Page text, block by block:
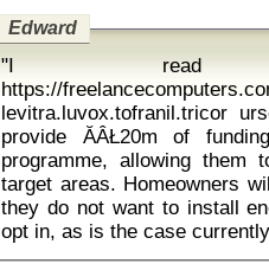
Edward
"I
https://
levitra.luvox.tofranil.tricor
provide ĂÂŁ20m of
programme, allowing them
target areas. Homeowners
they do not want to install